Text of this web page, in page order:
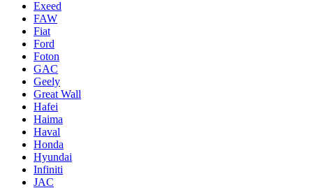
Exeed
FAW
Fiat
Ford
Foton
GAC
Geely
Great Wall
Hafei
Haima
Haval
Honda
Hyundai
Infiniti
JAC